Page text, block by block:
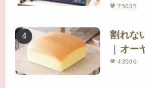
75035
割れな
｜オー
43506